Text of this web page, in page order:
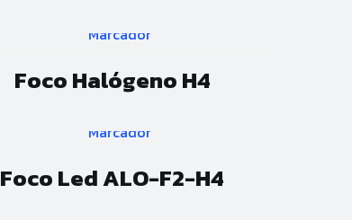
Foco Halógeno H4
Foco Led ALO-F2-H4